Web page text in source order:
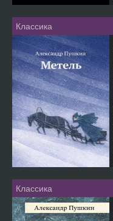
Классика
Классика